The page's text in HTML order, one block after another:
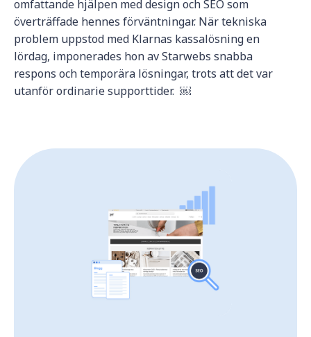
omfattande hjälpen med design och SEO som
överträffade hennes förväntningar. När tekniska
problem uppstod med Klarnas kassalösning en
lördag, imponerades hon av Starwebs snabba
respons och temporära lösningar, trots att det var
utanför ordinarie supporttider. ￼